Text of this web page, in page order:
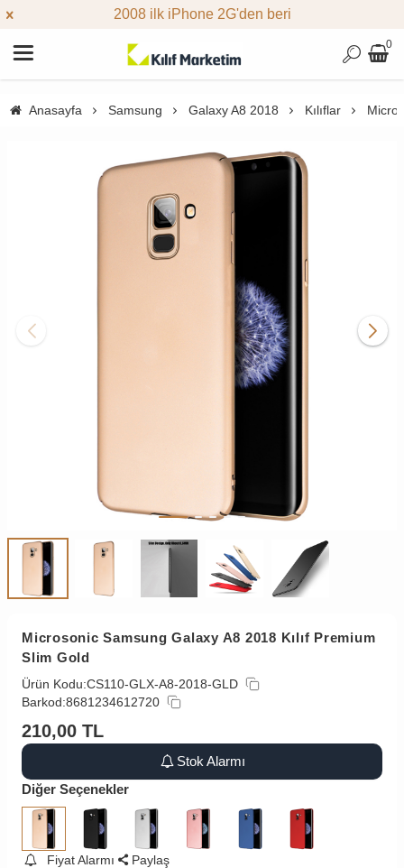
2008 ilk iPhone 2G'den beri
0
Anasayfa Samsung Galaxy A8 2018 Kılıflar
Microsonic Samsung Galaxy A8 2018 Kılıf Premium
Slim Gold
Ürün Kodu:CS110-GLX-A8-2018-GLD
Barkod:8681234612720
210,00 TL
Stok Alarmı
Diğer Seçenekler
Fiyat Alarmı Paylaş